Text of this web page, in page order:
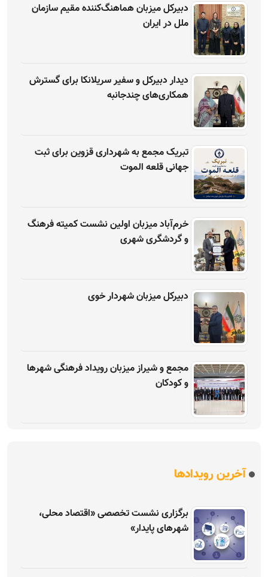
دبیرکل میزبان هماهنگ‌کننده مقیم سازمان
ملل در ایران
دیدار دبیرکل و سفیر سریلانکا برای گسترش
همکاری‌های چندجانبه
تبریک مجمع به شهرداری قزوین برای ثبت
جهانی قلعه الموت
خرم‌آباد میزبان اولین نشست کمیته فرهنگ
و گردشگری شهری
دبیرکل میزبان شهردار خوی
مجمع و شیراز میزبان رویداد فرهنگی شهرها
و کودکان
آخرین رویدادها
برگزاری نشست تخصصی «اقتصاد محلی،
شهرهای پایدار»